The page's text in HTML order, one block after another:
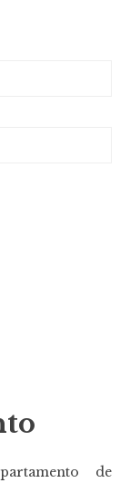
de